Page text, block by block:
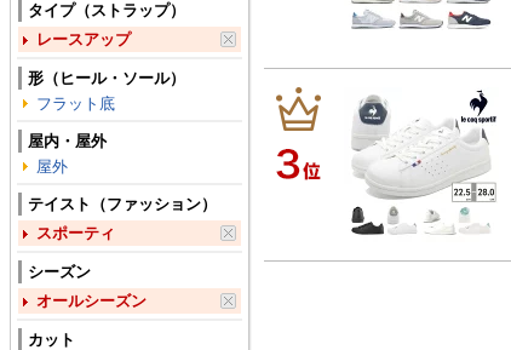
タイプ（ストラップ）
レースアップ
形（ヒール・ソール）
フラット底
屋内・屋外
屋外
テイスト（ファッション）
スポーティ
シーズン
オールシーズン
カット